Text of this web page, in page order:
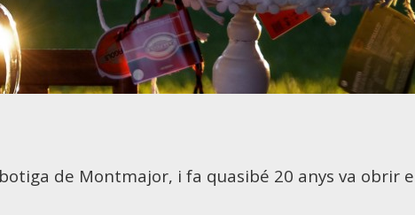
de Montmajor, i fa quasibé 20 anys va obrir